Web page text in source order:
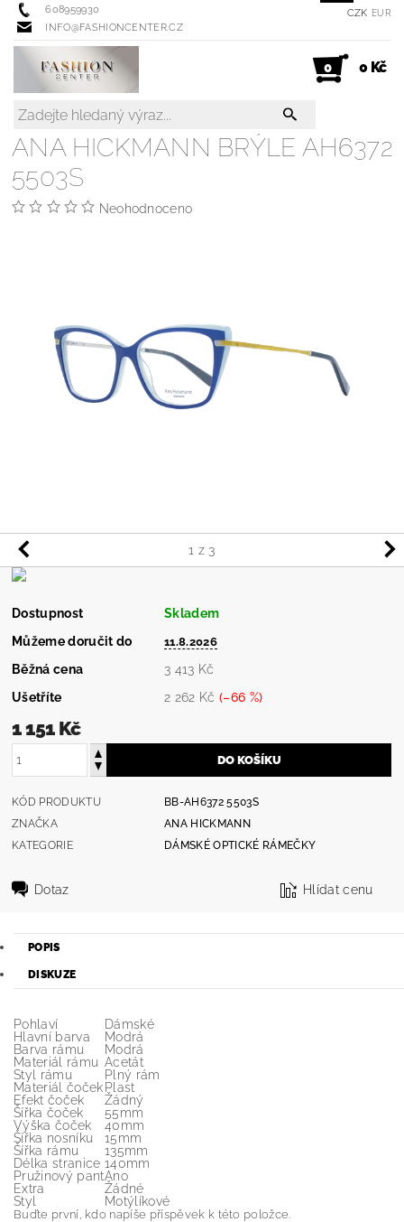
608959930
INFO@FASHIONCENTER.CZ
CZK EUR
0 0 Kč
1 z 3
ANA HICKMANN BRÝLE AH6372
5503S
Neohodnoceno
Dostupnost
Skladem
Můžeme doručit do
11.8.2026
Běžná cena
3 413 Kč
Ušetříte
2 262 Kč (–66 %)
1 151 Kč
KÓD PRODUKTU
BB-AH6372 5503S
ZNAČKA
ANA HICKMANN
KATEGORIE
DÁMSKÉ OPTICKÉ RÁMEČKY
Dotaz Hlídat cenu
POPIS
DISKUZE
Pohlaví
Dámské
Hlavní barva
Modrá
Barva rámu
Modrá
Materiál rámu Acetát
Styl rámu
Plný rám
Materiál čoček Plast
Efekt čoček
Žádný
Šířka čoček
55mm
Výška čoček
40mm
Šířka nosníku
15mm
Šířka rámu
135mm
Délka stranice 140mm
Pružinový pantAno
Extra
Žádné
Styl
Motýlíkové
Buďte první, kdo napíše příspěvek k této položce.